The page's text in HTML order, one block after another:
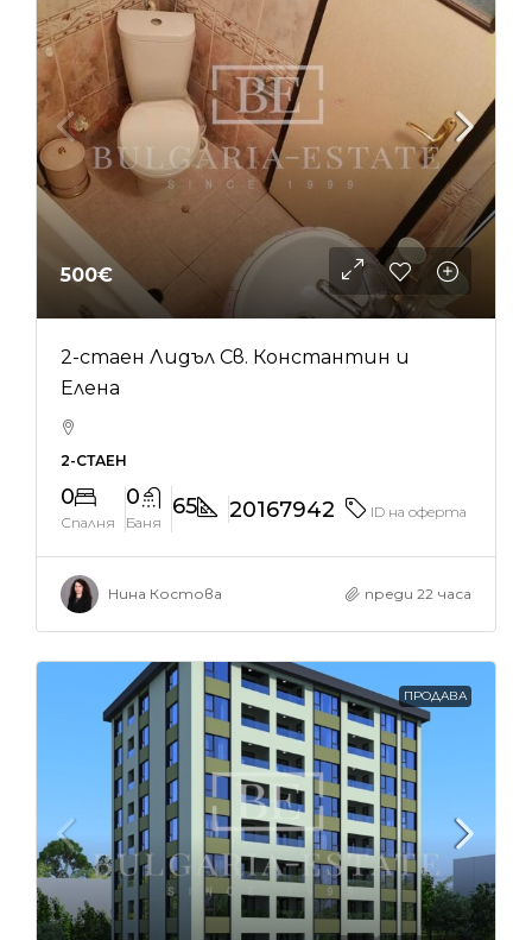
500€
2-стаен Лидъл Св. Константин и
Елена
2-СТАЕН
0
Спалня
0
Баня
65 20167942 ID на оферта
Нина Костова преди 22 часа
ПРОДАВА